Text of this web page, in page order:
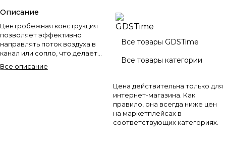
Описание
Центробежная конструкция
позволяет эффективно
направлять поток воздуха в
канал или сопло, что делает
для part cooling, обдува хотэнда
Все описание
Все товары GDSTime
Все товары категории
Цена действительна только для
интернет-магазина. Как
правило, она всегда ниже цен
на маркетплейсах в
соответствующих категориях.